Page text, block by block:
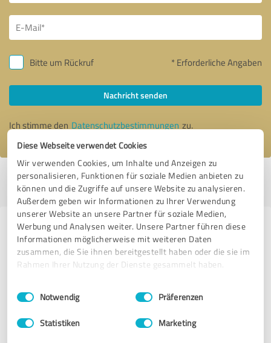
Diese Webseite verwendet Cookies
Wir verwenden Cookies, um Inhalte und Anzeigen zu
personalisieren, Funktionen für soziale Medien anbieten zu
können und die Zugriffe auf unsere Website zu analysieren.
Außerdem geben wir Informationen zu Ihrer Verwendung
unserer Website an unsere Partner für soziale Medien,
Werbung und Analysen weiter. Unsere Partner führen diese
Informationen möglicherweise mit weiteren Daten
zusammen, die Sie ihnen bereitgestellt haben oder die sie im
Rahmen Ihrer Nutzung der Dienste gesammelt haben.
Impressum Datenschutzbestimmungen
Einwilligungsauswahl
Notwendig Präferenzen
Statistiken Marketing
Bitte um Rückruf * Erforderliche Angaben
Nachricht senden
Ich stimme den Datenschutzbestimmungen zu.
Profil aktiv seit 09.05.2017 |Letzte Aktualisierung: 05.08.2026|Profil
melden
Erfahrungen zu weiteren
Anbietern aus dem Bereich Jagd- &
Schießsport
Traditioneller Bogenparcours Hohenlohe - Eberhard Mugler